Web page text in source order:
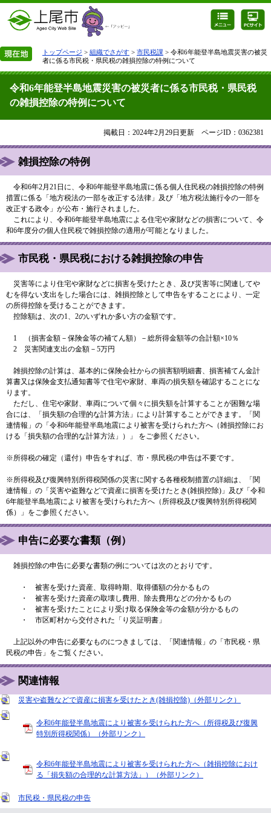
トップページ > 組織でさがす > 市民税課 > 令和6年能登半島地震災害の被災
者に係る市民税・県民税の雑損控除の特例について
令和6年能登半島地震災害の被災者に係る市民税・県民税
の雑損控除の特例について
掲載日：2024年2月29日更新 ページID：0362381
雑損控除の特例
令和6年2月21日に、令和6年能登半島地震に係る個人住民税の雑損控除の特例
措置に係る「地方税法の一部を改正する法律」及び「地方税法施行令の一部を
改正する政令」が公布・施行されました。
これにより、令和6年能登半島地震による住宅や家財などの損害について、令
和6年度分の個人住民税で雑損控除の適用が可能となりました。
市民税・県民税における雑損控除の申告
災害等により住宅や家財などに損害を受けたとき、及び災害等に関連してや
むを得ない支出をした場合には、雑損控除として申告をすることにより、一定
の所得控除を受けることができます。
控除額は、次の1、2のいずれか多い方の金額です。
1 （損害金額－保険金等の補てん額）－総所得金額等の合計額×10％
2 災害関連支出の金額－5万円
雑損控除の計算は、基本的に保険会社からの損害額明細書、損害補てん金計
算書又は保険金支払通知書等で住宅や家財、車両の損失額を確認することにな
ります。
ただし、住宅や家財、車両について個々に損失額を計算することが困難な場
合には、「損失額の合理的な計算方法」により計算することができます。「関
連情報」の「令和6年能登半島地震により被害を受けられた方へ（雑損控除にお
ける「損失額の合理的な計算方法」）」 をご参照ください。
※所得税の確定（還付）申告をすれば、市・県民税の申告は不要です。
※所得税及び復興特別所得税関係の災害に関する各種税制措置の詳細は、「関
連情報」の「災害や盗難などで資産に損害を受けたとき(雑損控除)」及び「令和
6年能登半島地震により被害を受けられた方へ（所得税及び復興特別所得税関
係）」をご参照ください。
申告に必要な書類（例）
雑損控除の申告に必要な書類の例については次のとおりです。
・ 被害を受けた資産、取得時期、取得価額の分かるもの
・ 被害を受けた資産の取壊し費用、除去費用などの分かるもの
・ 被害を受けたことにより受け取る保険金等の金額が分かるもの
・ 市区町村から交付された「り災証明書」
上記以外の申告に必要なものにつきましては、「関連情報」の「市民税・県
民税の申告」をご覧ください。
関連情報
災害や盗難などで資産に損害を受けたとき(雑損控除)（外部リンク）
令和6年能登半島地震により被害を受けられた方へ（所得税及び復興
特別所得税関係）（外部リンク）
令和6年能登半島地震により被害を受けられた方へ（雑損控除におけ
る「損失額の合理的な計算方法」）（外部リンク）
市民税・県民税の申告